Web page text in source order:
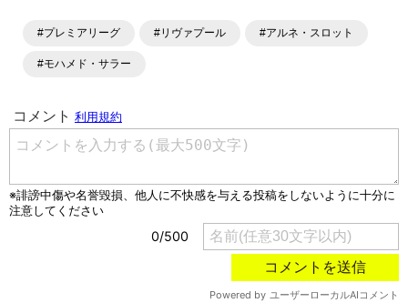
ます。「X」「Instagram」「YouTube」「TikTok」など、
#プレミアリーグ #リヴァプール #アルネ・スロット
#モハメド・サラー